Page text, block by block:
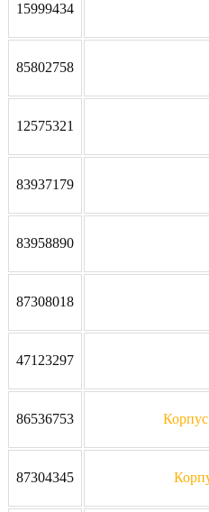
15999434
85802758
12575321
83937179
83958890
87308018
47123297
86536753
87304345